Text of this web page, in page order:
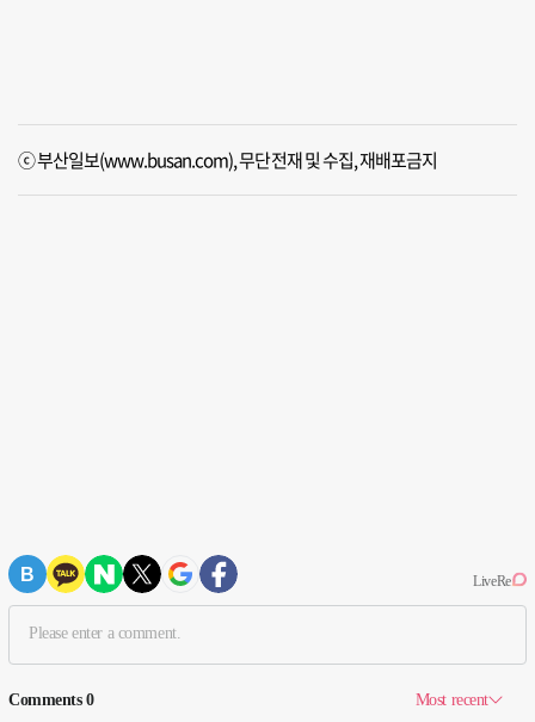
ⓒ 부산일보(www.busan.com), 무단전재 및 수집, 재배포금지